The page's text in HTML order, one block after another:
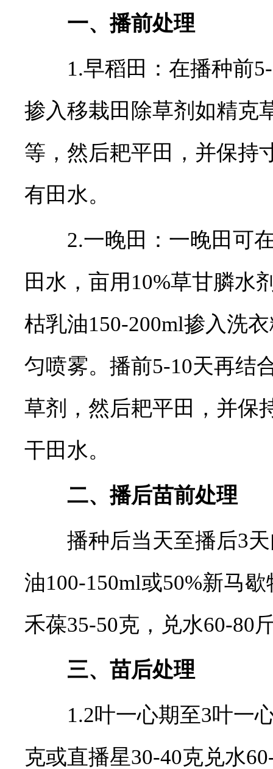
一、播前处理
1.早稻田：在播种前5-
掺入移栽田除草剂如精克
等，然后耙平田，并保持
有田水。
2.一晚田：一晚田可在
田水，亩用10%草甘膦水
枯乳油150-200ml掺入洗
匀喷雾。播前5-10天再结
草剂，然后耙平田，并保
干田水。
二、播后苗前处理
播种后当天至播后3天
油100-150ml或50%新马
禾葆35-50克，兑水60-80
三、苗后处理
1.2叶一心期至3叶一心
克或直播星30-40克兑水